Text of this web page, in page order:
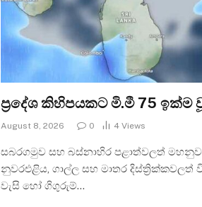
ප්‍රදේශ කිහිපයකට මි.මී 75 ඉක්ම
August 8, 2026 0 4 Views
සබරගමුව සහ බස්නාහිර පළාත්වලත්
නුවරඑළිය, ගාල්ල සහ මාතර දිස්ත්‍රික්කවලත්
වැසි හෝ ගිගුරුම්…